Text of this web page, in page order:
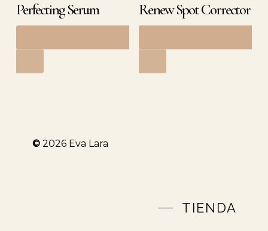
Perfecting Serum Renew Spot Corrector
© 2026Eva Lara
TIENDA